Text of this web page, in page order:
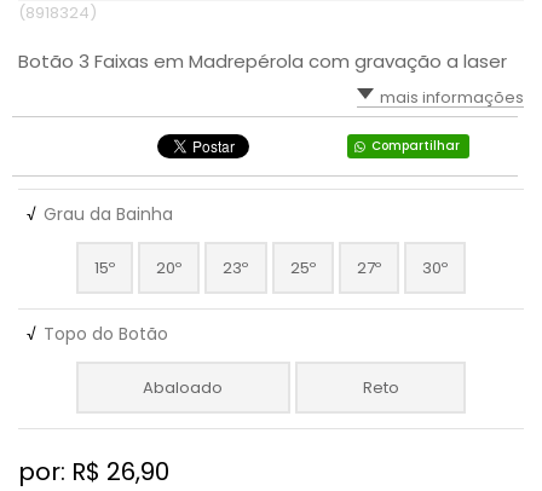
(8918324)
Botão 3 Faixas em Madrepérola com gravação a laser
mais informações
Compartilhar
√ Grau da Bainha
15º 20º 23º 25º 27º 30º
√ Topo do Botão
Abaloado Reto
por: R$ 26,90